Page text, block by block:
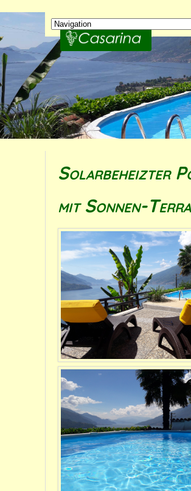
Solarbeheizter
mit Sonnen-